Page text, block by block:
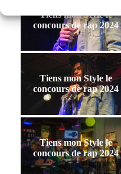
Tiens mon Style le
concours de rap 2024
Tiens mon Style le
concours de rap 2024
Tiens mon Style le
concours de rap 2024